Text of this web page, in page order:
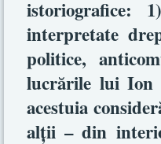
istoriografice:
interpretate
politice,
lucrările lui Ion
acestuia
alţii – din